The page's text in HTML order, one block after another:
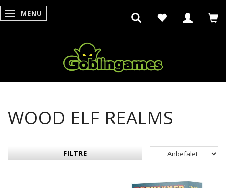
SKIFTE NAVIGATION
MENU
WOOD ELF REALMS
FILTRE